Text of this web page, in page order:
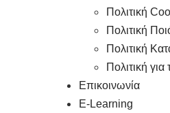
Πολιτική
Πολιτική
Πολιτική
Πολιτική
Επικοινωνία
E-Learning